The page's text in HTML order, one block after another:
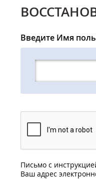
Введите Имя
Письмо с
Ваш адрес